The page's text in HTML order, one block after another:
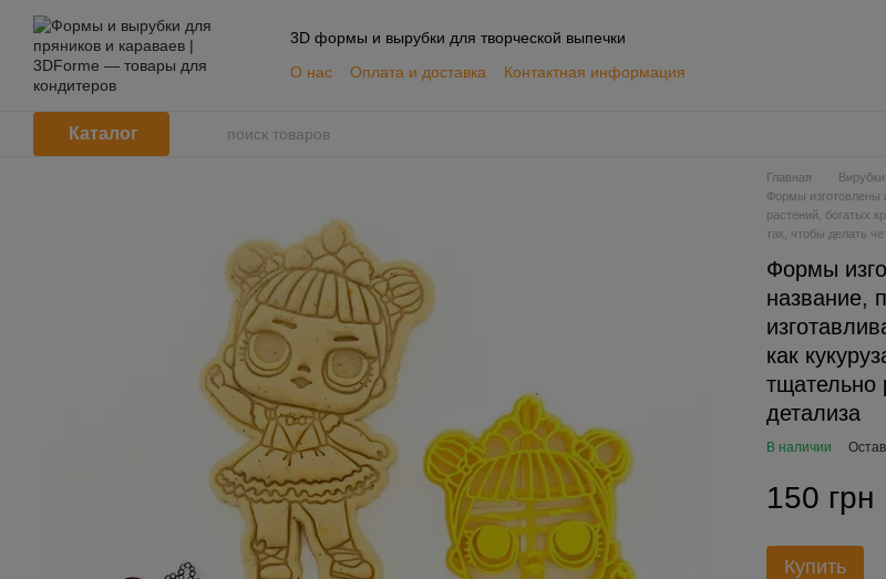
Перейти к основному контенту
3D формы и вырубки для творческой выпечки
О нас
Оплата и доставка
Контактная информация
Каталог
Главная
Формы изготовлены
растений, богатых
так, чтобы делать
Формы
название,
как
тщательно
детализа
В наличии
150 грн
Купить